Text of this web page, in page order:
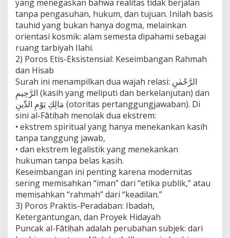
b
a
g
a
K
a
n
g
k
a
R
e
f
o
r
m
a
s
i
K
s
yang menegaskan bahwa realitas tidak berjalan
tanpa pengasuhan, hukum, dan tujuan. Inilah basis
tauhid yang bukan hanya dogma, melainkan
orientasi kosmik: alam semesta dipahami sebagai
ruang tarbiyah Ilahi.
2) Poros Etis-Eksistensial: Keseimbangan Rahmah
dan Hisab
Surah ini menampilkan dua wajah relasi: الرَّحْمٰنِ
الرَّحِيمِ (kasih yang meliputi dan berkelanjutan) dan
مَالِكِ يَوْمِ الدِّينِ (otoritas pertanggungjawaban). Di
sini al-Fātiḥah menolak dua ekstrem:
• ekstrem spiritual yang hanya menekankan kasih
tanpa tanggung jawab,
• dan ekstrem legalistik yang menekankan
hukuman tanpa belas kasih.
Keseimbangan ini penting karena modernitas
sering memisahkan “iman” dari “etika publik,” atau
memisahkan “rahmah” dari “keadilan.”
3) Poros Praktis-Peradaban: Ibadah,
Ketergantungan, dan Proyek Hidayah
Puncak al-Fātiḥah adalah perubahan subjek: dari